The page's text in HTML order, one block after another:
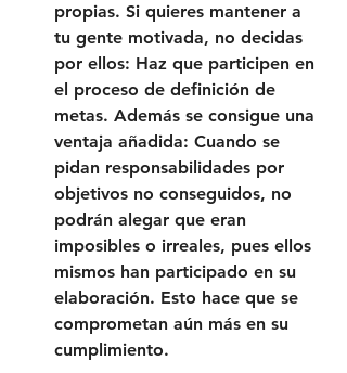
propias. Si quieres mantener a
tu gente motivada, no decidas
por ellos: Haz que participen en
el proceso de definición de
metas. Además se consigue una
ventaja añadida: Cuando se
pidan responsabilidades por
objetivos no conseguidos, no
podrán alegar que eran
imposibles o irreales, pues ellos
mismos han participado en su
elaboración. Esto hace que se
comprometan aún más en su
cumplimiento.